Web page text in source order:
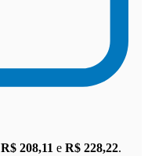
R$ 208,11 e R$ 228,22.